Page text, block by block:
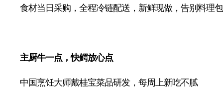
食材当日采购，全程冷链配送，新鲜现做，告别料理
主厨牛一点，快鳄放心点
中国烹饪大师戴桂宝菜品研发，每周上新吃不腻